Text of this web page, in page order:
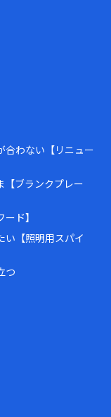
合わない【リニュー
【ブランクプレー
ド】
い【照明用スパイ
つ